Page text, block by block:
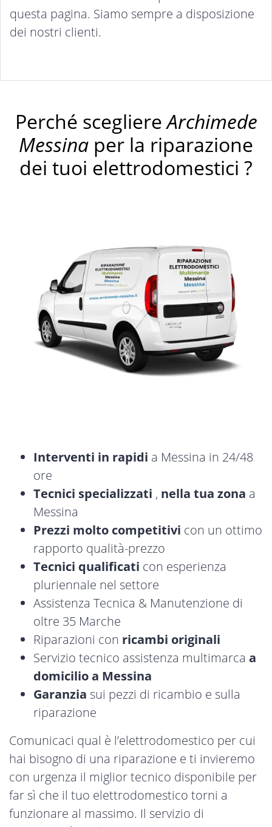
questa pagina. Siamo sempre a disposizione
dei nostri clienti.
Perché scegliereArchimede
Messina per la riparazione
dei tuoi elettrodomestici ?
Interventi in rapidi a Messina in 24/48
ore
Tecnici specializzati , nella tua zona a
Messina
Prezzi molto competitivi con un ottimo
rapporto qualità-prezzo
Tecnici qualificati con esperienza
pluriennale nel settore
Assistenza Tecnica & Manutenzione di
oltre 35 Marche
Riparazioni con ricambi originali
Servizio tecnico assistenza multimarca a
domicilio a Messina
Garanzia sui pezzi di ricambio e sulla
riparazione
Comunicaci qual è l’elettrodomestico per cui
hai bisogno di una riparazione e ti invieremo
con urgenza il miglior tecnico disponibile per
far sì che il tuo elettrodomestico torni a
funzionare al massimo. Il servizio di